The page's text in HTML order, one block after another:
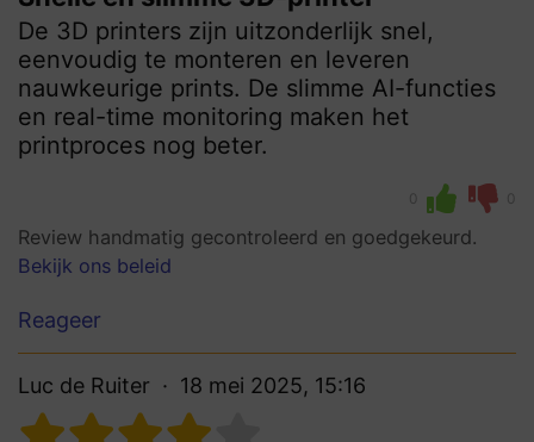
De 3D printers zijn uitzonderlijk snel,
eenvoudig te monteren en leveren
nauwkeurige prints. De slimme AI-functies
en real-time monitoring maken het
printproces nog beter.
0 0
Review handmatig gecontroleerd en goedgekeurd.
Bekijk ons beleid
Reageer
Luc de Ruiter 18 mei 2025, 15:16